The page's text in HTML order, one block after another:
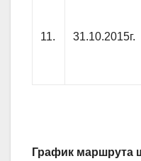
11. 31.10.2015г.
График маршрута